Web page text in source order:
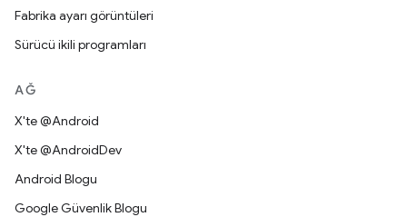
Fabrika ayarı görüntüleri
Sürücü ikili programları
AĞ
X'te @Android
X'te @AndroidDev
Android Blogu
Google Güvenlik Blogu